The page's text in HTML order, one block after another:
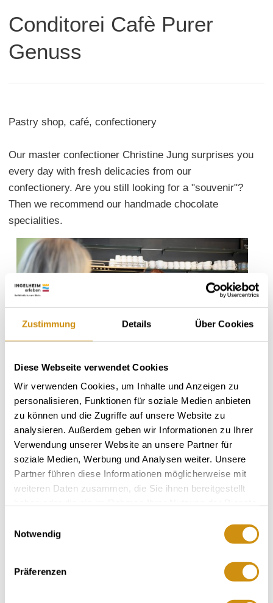
Zustimmung Details Über Cookies
Diese Webseite verwendet Cookies
Wir verwenden Cookies, um Inhalte und Anzeigen zu
personalisieren, Funktionen für soziale Medien anbieten
zu können und die Zugriffe auf unsere Website zu
analysieren. Außerdem geben wir Informationen zu Ihrer
Verwendung unserer Website an unsere Partner für
soziale Medien, Werbung und Analysen weiter. Unsere
Partner führen diese Informationen möglicherweise mit
weiteren Daten zusammen, die Sie ihnen bereitgestellt
Notwendig
Präferenzen
Conditorei Cafè Purer
Genuss
Pastry shop, café, confectionery
Our master confectioner Christine Jung surprises you
every day with fresh delicacies from our
confectionery. Are you still looking for a "souvenir"?
Then we recommend our handmade chocolate
specialities.